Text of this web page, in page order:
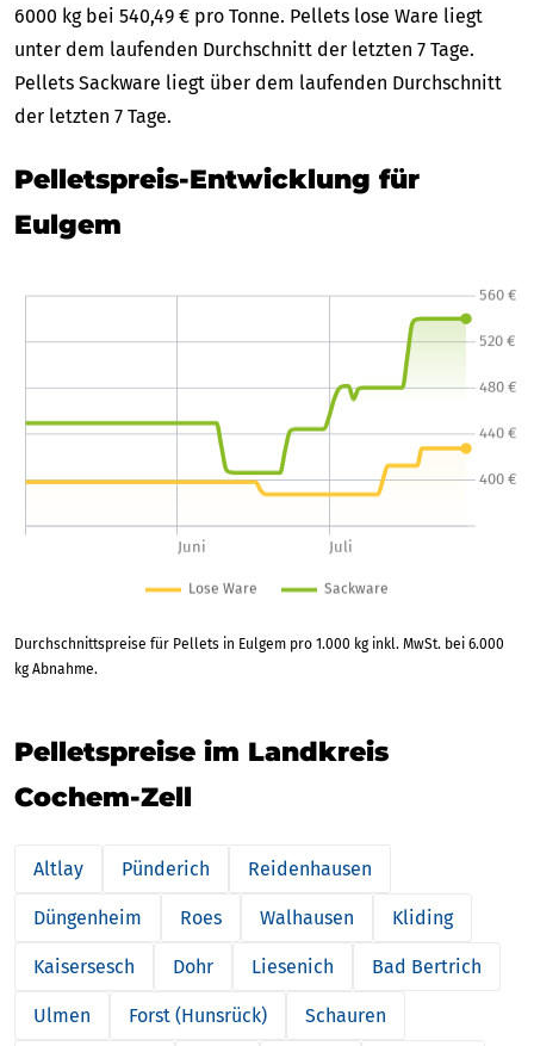
6000 kg bei 540,49 € pro Tonne. Pellets lose Ware liegt
unter dem laufenden Durchschnitt der letzten 7 Tage.
Pellets Sackware liegt über dem laufenden Durchschnitt
der letzten 7 Tage.
Pelletspreis-Entwicklung für
Eulgem
Durchschnittspreise für Pellets in Eulgem pro 1.000 kg inkl. MwSt. bei 6.000
kg Abnahme.
Pelletspreise im Landkreis
Cochem-Zell
Altlay Pünderich Reidenhausen
Düngenheim Roes Walhausen Kliding
Kaisersesch Dohr Liesenich Bad Bertrich
Ulmen Forst (Hunsrück) Schauren